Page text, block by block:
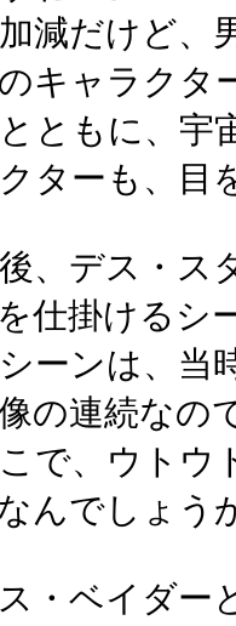
減だけど、
キャラクタ
ともに、宇
ターも、目
、デス・ス
仕掛けるシ
ーンは、当
の連続なの
で、ウトウ
んでしょう
・ベイダー